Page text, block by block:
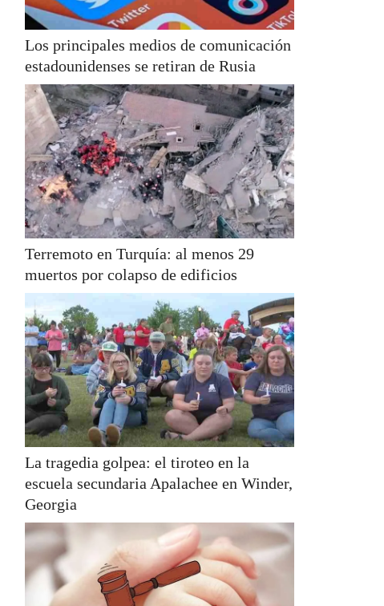
Los principales medios de comunicación
estadounidenses se retiran de Rusia
Terremoto en Turquía: al menos 29
muertos por colapso de edificios
La tragedia golpea: el tiroteo en la
escuela secundaria Apalachee en Winder,
Georgia